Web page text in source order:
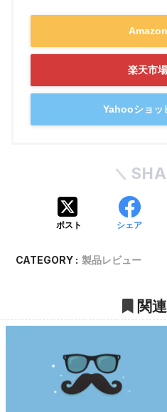
楽天市
Yahooショッ
ポスト シェア
CATEGORY : 製品レビュー
関